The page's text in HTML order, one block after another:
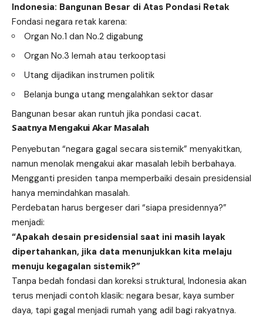
Indonesia: Bangunan Besar di Atas Pondasi Retak
Fondasi negara retak karena:
Organ No.1 dan No.2 digabung
Organ No.3 lemah atau terkooptasi
Utang dijadikan instrumen politik
Belanja bunga utang mengalahkan sektor dasar
Bangunan besar akan runtuh jika pondasi cacat.
Saatnya Mengakui Akar Masalah
Penyebutan “negara gagal secara sistemik” menyakitkan,
namun menolak mengakui akar masalah lebih berbahaya.
Mengganti presiden tanpa memperbaiki desain presidensial
hanya memindahkan masalah.
Perdebatan harus bergeser dari “siapa presidennya?”
menjadi:
“Apakah desain presidensial saat ini masih layak
dipertahankan, jika data menunjukkan kita melaju
menuju kegagalan sistemik?”
Tanpa bedah fondasi dan koreksi struktural, Indonesia akan
terus menjadi contoh klasik: negara besar, kaya sumber
daya, tapi gagal menjadi rumah yang adil bagi rakyatnya.